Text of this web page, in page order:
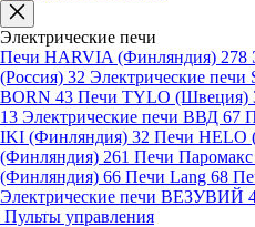
Электрические печи
Печи HARVIA (Финляндия) 278
(Россия) 32 Электрические печи
BORN 43 Печи TYLO (Швеция)
13 Электрические печи ВВД 67
IKI (Финляндия) 32 Печи HELO
(Финляндия) 261 Печи Паромакс
(Финляндия) 66 Печи Lang 68
Электрические печи ВЕЗУВИЙ
Пульты управления